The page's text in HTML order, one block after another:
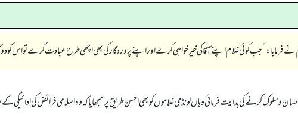
”جب کوئی غلام اپنے آقا کی خیر خواہی کرے اور اپنے پروردگار کی بھی اچھی طرح عبادت کرے تو اس کو
کرنے کی ہدایت فرمائی وہاں لونڈی غلاموں کو بھی احسن طریق پر سمجھایا کہ وہ اسلامی فرائض کی ادائیگی کے